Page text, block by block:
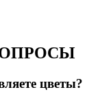
цветы?